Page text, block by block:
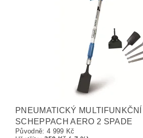
PNEUMATICKÝ
SCHEPPACH AERO 2 SPADE
Původně: 4 999 Kč